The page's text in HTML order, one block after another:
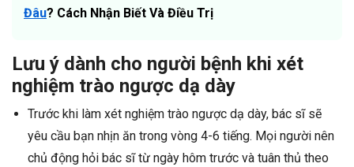
Đâu? Cách Nhận Biết Và Điều Trị
Lưu ý dành cho người bệnh khi xét
nghiệm trào ngược dạ dày
Trước khi làm xét nghiệm trào ngược dạ dày, bác sĩ sẽ
yêu cầu bạn nhịn ăn trong vòng 4-6 tiếng. Mọi người nên
chủ động hỏi bác sĩ từ ngày hôm trước và tuân thủ theo